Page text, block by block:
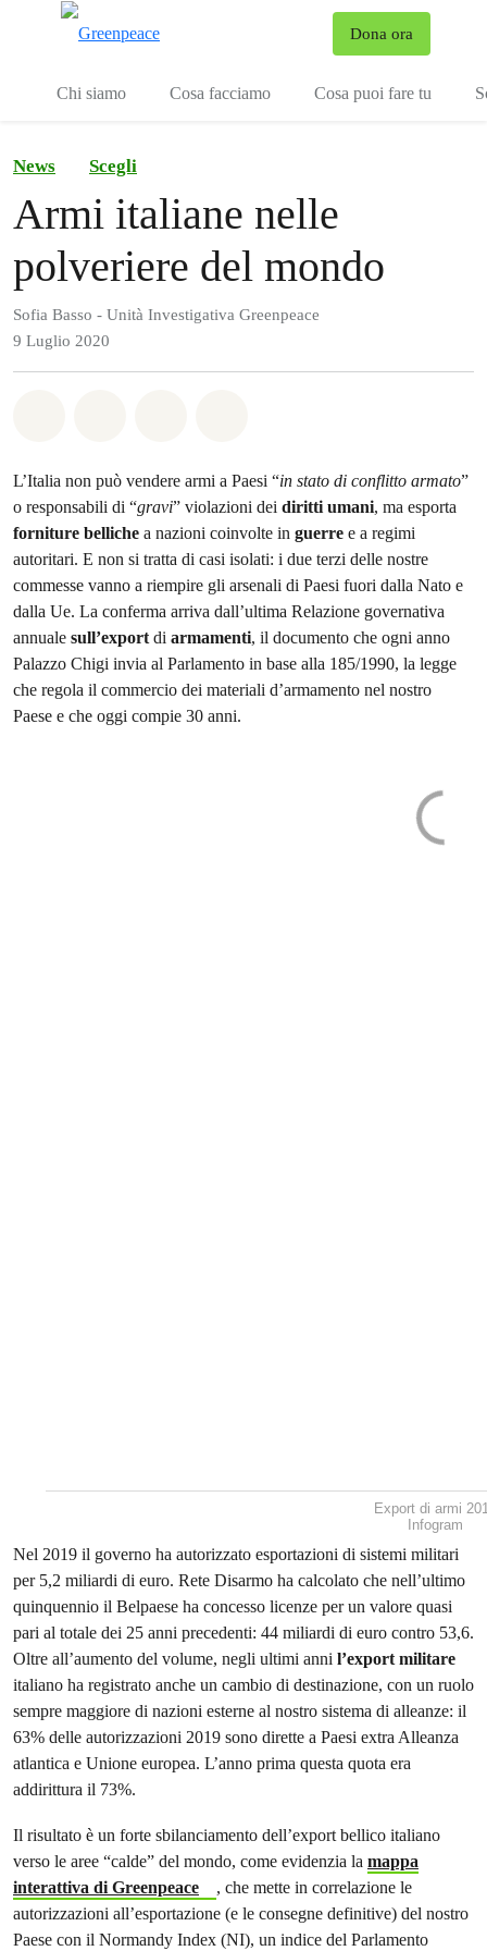
Dona ora
Chi siamo Cosa facciamo Cosa puoi fare tu
News Scegli
Armi italiane nelle
polveriere del mondo
Sofia Basso - Unità Investigativa Greenpeace
9 Luglio 2020
L’Italia non può vendere armi a Paesi “in stato di conflitto armato”
o responsabili di “gravi” violazioni dei diritti umani, ma esporta
forniture belliche a nazioni coinvolte in guerre e a regimi
autoritari. E non si tratta di casi isolati: i due terzi delle nostre
commesse vanno a riempire gli arsenali di Paesi fuori dalla Nato e
dalla Ue. La conferma arriva dall’ultima Relazione governativa
annuale sull’exportdi armamenti, il documento che ogni anno
Palazzo Chigi invia al Parlamento in base alla 185/1990, la legge
che regola il commercio dei materiali d’armamento nel nostro
Paese e che oggi compie 30 anni.
Export di armi
Infogram
Nel 2019 il governo ha autorizzato esportazioni di sistemi militari
per 5,2 miliardi di euro. Rete Disarmo ha calcolato che nell’ultimo
quinquennio il Belpaese ha concesso licenze per un valore quasi
pari al totale dei 25 anni precedenti: 44 miliardi di euro contro 53,6.
Oltre all’aumento del volume, negli ultimi anni l’export militare
italiano ha registrato anche un cambio di destinazione, con un ruolo
sempre maggiore di nazioni esterne al nostro sistema di alleanze: il
63% delle autorizzazioni 2019 sono dirette a Paesi extra Alleanza
atlantica e Unione europea. L’anno prima questa quota era
addirittura il 73%.
Il risultato è un forte sbilanciamento dell’export bellico italiano
verso le aree “calde” del mondo, come evidenzia la mappa
interattiva di Greenpeace
, che mette in correlazione le
autorizzazioni all’esportazione (e le consegne definitive) del nostro
Paese con il Normandy Index (NI), un indice del Parlamento